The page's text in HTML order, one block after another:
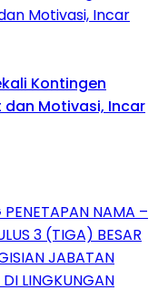
Kontingen
Motivasi, Incar